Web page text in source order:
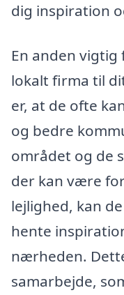
dig inspiration
En anden
lokalt firma til
er, at de ofte
og bedre
området og de
der kan være
lejlighed, kan
hente
nærheden.
samarbejde,